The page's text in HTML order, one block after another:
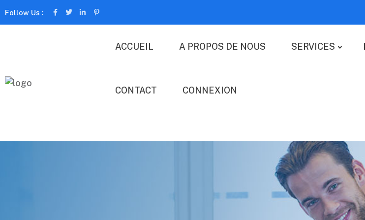
Follow Us :
ACCUEIL A PROPOS DE NOUS SERVICES
CONTACT CONNEXION